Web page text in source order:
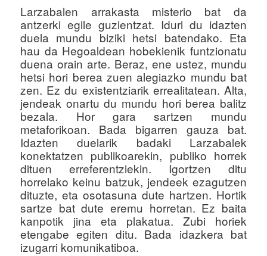
Larzabalen arrakasta misterio bat da
antzerki egile guzientzat. Iduri du idazten
duela mundu biziki hetsi batendako. Eta
hau da Hegoaldean hobekienik funtzionatu
duena orain arte. Beraz, ene ustez, mundu
hetsi hori berea zuen alegiazko mundu bat
zen. Ez du existentziarik errealitatean. Alta,
jendeak onartu du mundu hori berea balitz
bezala. Hor gara sartzen mundu
metaforikoan. Bada bigarren gauza bat.
Idazten duelarik badaki Larzabalek
konektatzen publikoarekin, publiko horrek
dituen erreferentziekin. Igortzen ditu
horrelako keinu batzuk, jendeek ezagutzen
dituzte, eta osotasuna dute hartzen. Hortik
sartze bat dute eremu horretan. Ez baita
kanpotik jina eta plakatua. Zubi horiek
etengabe egiten ditu. Bada idazkera bat
izugarri komunikatiboa.